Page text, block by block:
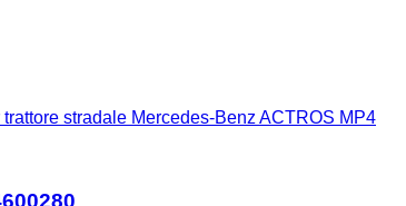
stradale Mercedes-Benz ACTROS MP4